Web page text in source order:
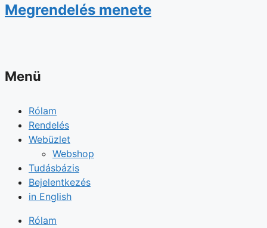
Megrendelés menete
Menü
Rólam
Rendelés
Webüzlet
Webshop
Tudásbázis
Bejelentkezés
in English
Rólam